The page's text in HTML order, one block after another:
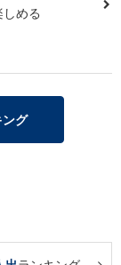
める
グ